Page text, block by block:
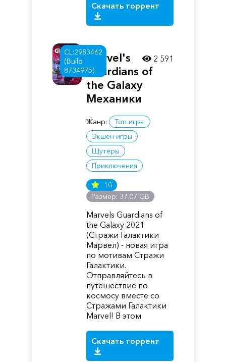
Скачать торрент
CL:2983462
(Build
8734975)
Marvel's
Guardians of
the Galaxy
Механики
Жанр:
Топ игры
Экшен игры
Шутеры
Приключения
10
Размер: 37.07 GB
Marvels Guardians of
the Galaxy 2021
(Стражи Галактики
Марвел) - новая игра
по мотивам Стражи
Галактики.
Отправляйтесь в
путешествие по
космосу вместе со
Стражами Галактики
Marvel! В этом
Скачать торрент
2 591